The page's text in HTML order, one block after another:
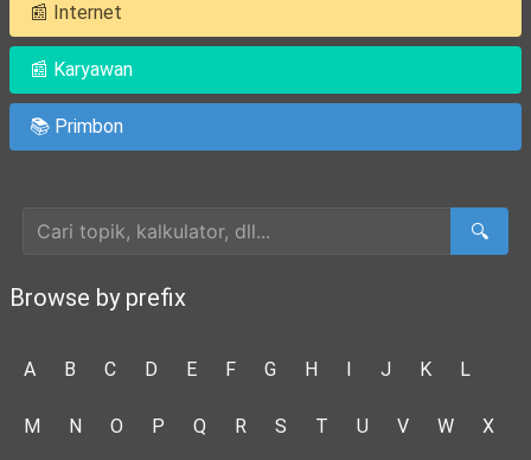
📰 Internet
📰 Karyawan
📚 Primbon
🔍
Browse by prefix
A B C D E F G H I J K L
M N O P Q R S T U V W X